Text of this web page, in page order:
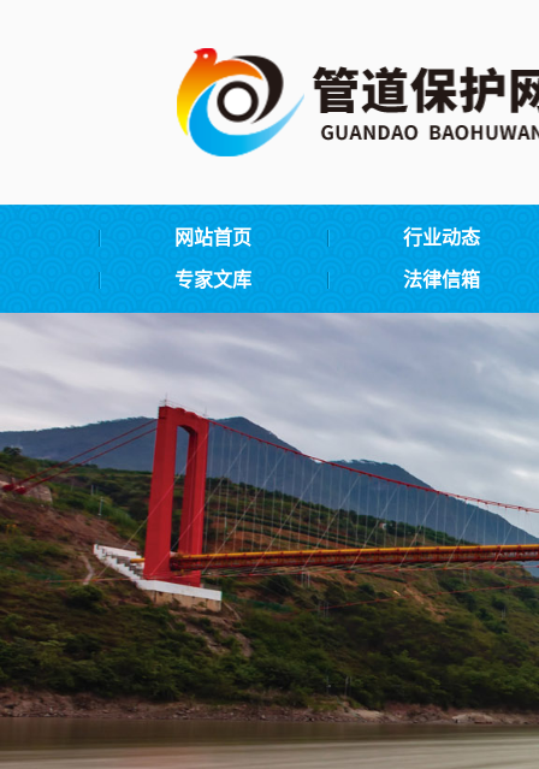
网站首页 行业动态
专家文库 法律信箱